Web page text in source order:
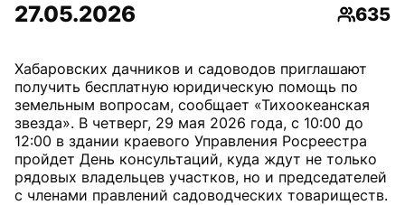
27.05.2026
635
Хабаровских дачников и садоводов приглашают
получить бесплатную юридическую помощь по
земельным вопросам, сообщает «Тихоокеанская
звезда». В четверг, 29 мая 2026 года, с 10:00 до
12:00 в здании краевого Управления Росреестра
пройдет День консультаций, куда ждут не только
рядовых владельцев участков, но и председателей
с членами правлений садоводческих товариществ.